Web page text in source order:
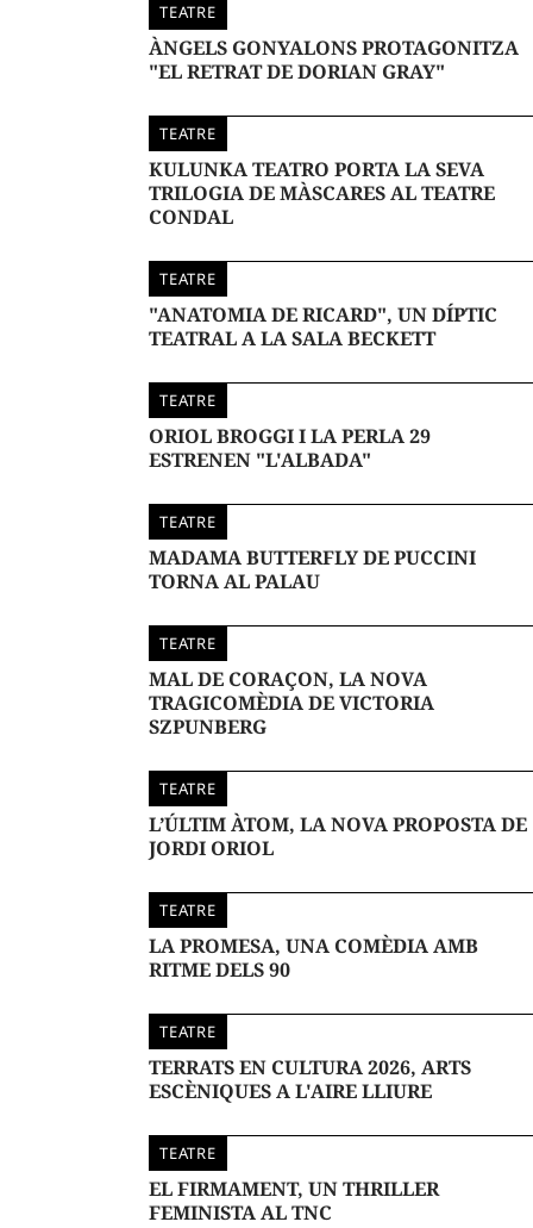
TEATRE
ÀNGELS GONYALONS PROTAGONITZA
"EL RETRAT DE DORIAN GRAY"
TEATRE
KULUNKA TEATRO PORTA LA SEVA
TRILOGIA DE MÀSCARES AL TEATRE
CONDAL
TEATRE
"ANATOMIA DE RICARD", UN DÍPTIC
TEATRAL A LA SALA BECKETT
TEATRE
ORIOL BROGGI I LA PERLA 29
ESTRENEN "L'ALBADA"
TEATRE
MADAMA BUTTERFLY DE PUCCINI
TORNA AL PALAU
TEATRE
MAL DE CORAÇON, LA NOVA
TRAGICOMÈDIA DE VICTORIA
SZPUNBERG
TEATRE
L’ÚLTIM ÀTOM, LA NOVA PROPOSTA DE
JORDI ORIOL
TEATRE
LA PROMESA, UNA COMÈDIA AMB
RITME DELS 90
TEATRE
TERRATS EN CULTURA 2026, ARTS
ESCÈNIQUES A L'AIRE LLIURE
TEATRE
EL FIRMAMENT, UN THRILLER
FEMINISTA AL TNC